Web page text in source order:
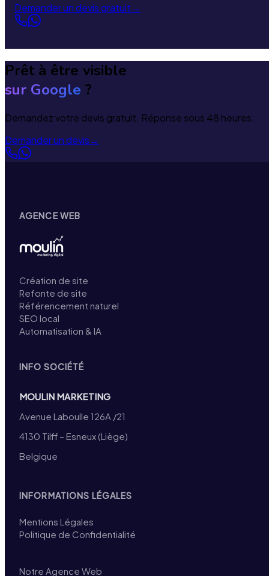
Demander un devis gratuit→
Prêt à être visible
sur Google ?
Demandez votre devis gratuit. Réponse sous 48 heures.
Demander un devis→
AGENCE WEB
Création de site
Refonte de site
Référencement naturel
SEO local
Automatisation & IA
INFO SOCIÉTÉ
MOULIN MARKETING
Avenue Laboulle 126A /21
4130 Tilff – Esneux (Liège)
Belgique
INFORMATIONS LÉGALES
Mentions Légales
Politique de Confidentialité
Notre Agence Web